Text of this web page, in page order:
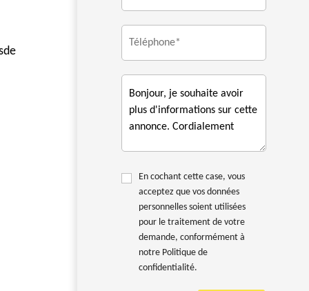
En cochant cette case, vous
acceptez que vos données
personnelles soient utilisées
pour le traitement de votre
demande, conformément à
notre Politique de
confidentialité.